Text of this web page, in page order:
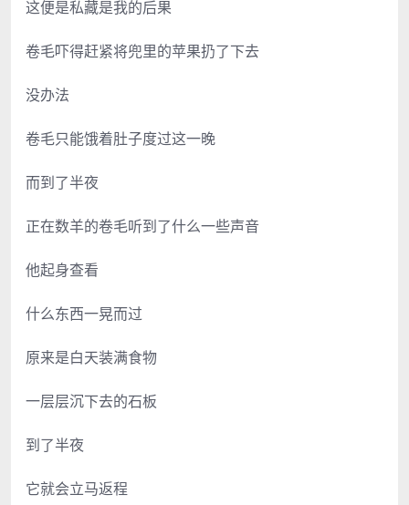
这便是私藏是我的后果
卷毛吓得赶紧将兜里的苹果扔了下去
没办法
卷毛只能饿着肚子度过这一晚
而到了半夜
正在数羊的卷毛听到了什么一些声音
他起身查看
什么东西一晃而过
原来是白天装满食物
一层层沉下去的石板
到了半夜
它就会立马返程